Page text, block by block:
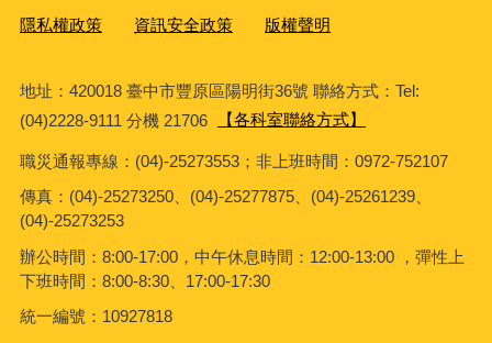
隱私權政策 資訊安全政策 版權聲明
地址：420018 臺中市豐原區陽明街36號 聯絡方式：Tel:
(04)2228-9111 分機 21706
【各科室聯絡方式】
職災通報專線：(04)-25273553；非上班時間：0972-752107
傳真：(04)-25273250、(04)-25277875、(04)-25261239、
(04)-25273253
辦公時間：8:00-17:00，中午休息時間：12:00-13:00 ，彈性上
下班時間：8:00-8:30、17:00-17:30
統一編號：10927818